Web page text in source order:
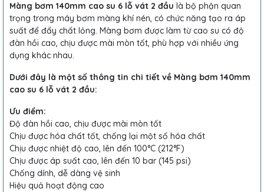
Màng bơm 140mm cao su 6 lỗ vát 2 đầu là bộ phận quan
trọng trong máy bơm màng khí nén, có chức năng tạo ra áp
suất để đẩy chất lỏng. Màng bơm được làm từ cao su có độ
đàn hồi cao, chịu được mài mòn tốt, phù hợp với nhiều ứng
dụng khác nhau.
Dưới đây là một số thông tin chi tiết về Màng bơm 140mm
cao su 6 lỗ vát 2 đầu:
Ưu điểm:
Độ đàn hồi cao, chịu được mài mòn tốt
Chịu được hóa chất tốt, chống lại một số hóa chất
Chịu được nhiệt độ cao, lên đến 100°C (212°F)
Chịu được áp suất cao, lên đến 10 bar (145 psi)
Chống dính, dễ dàng vệ sinh
Hiệu quả hoạt động cao